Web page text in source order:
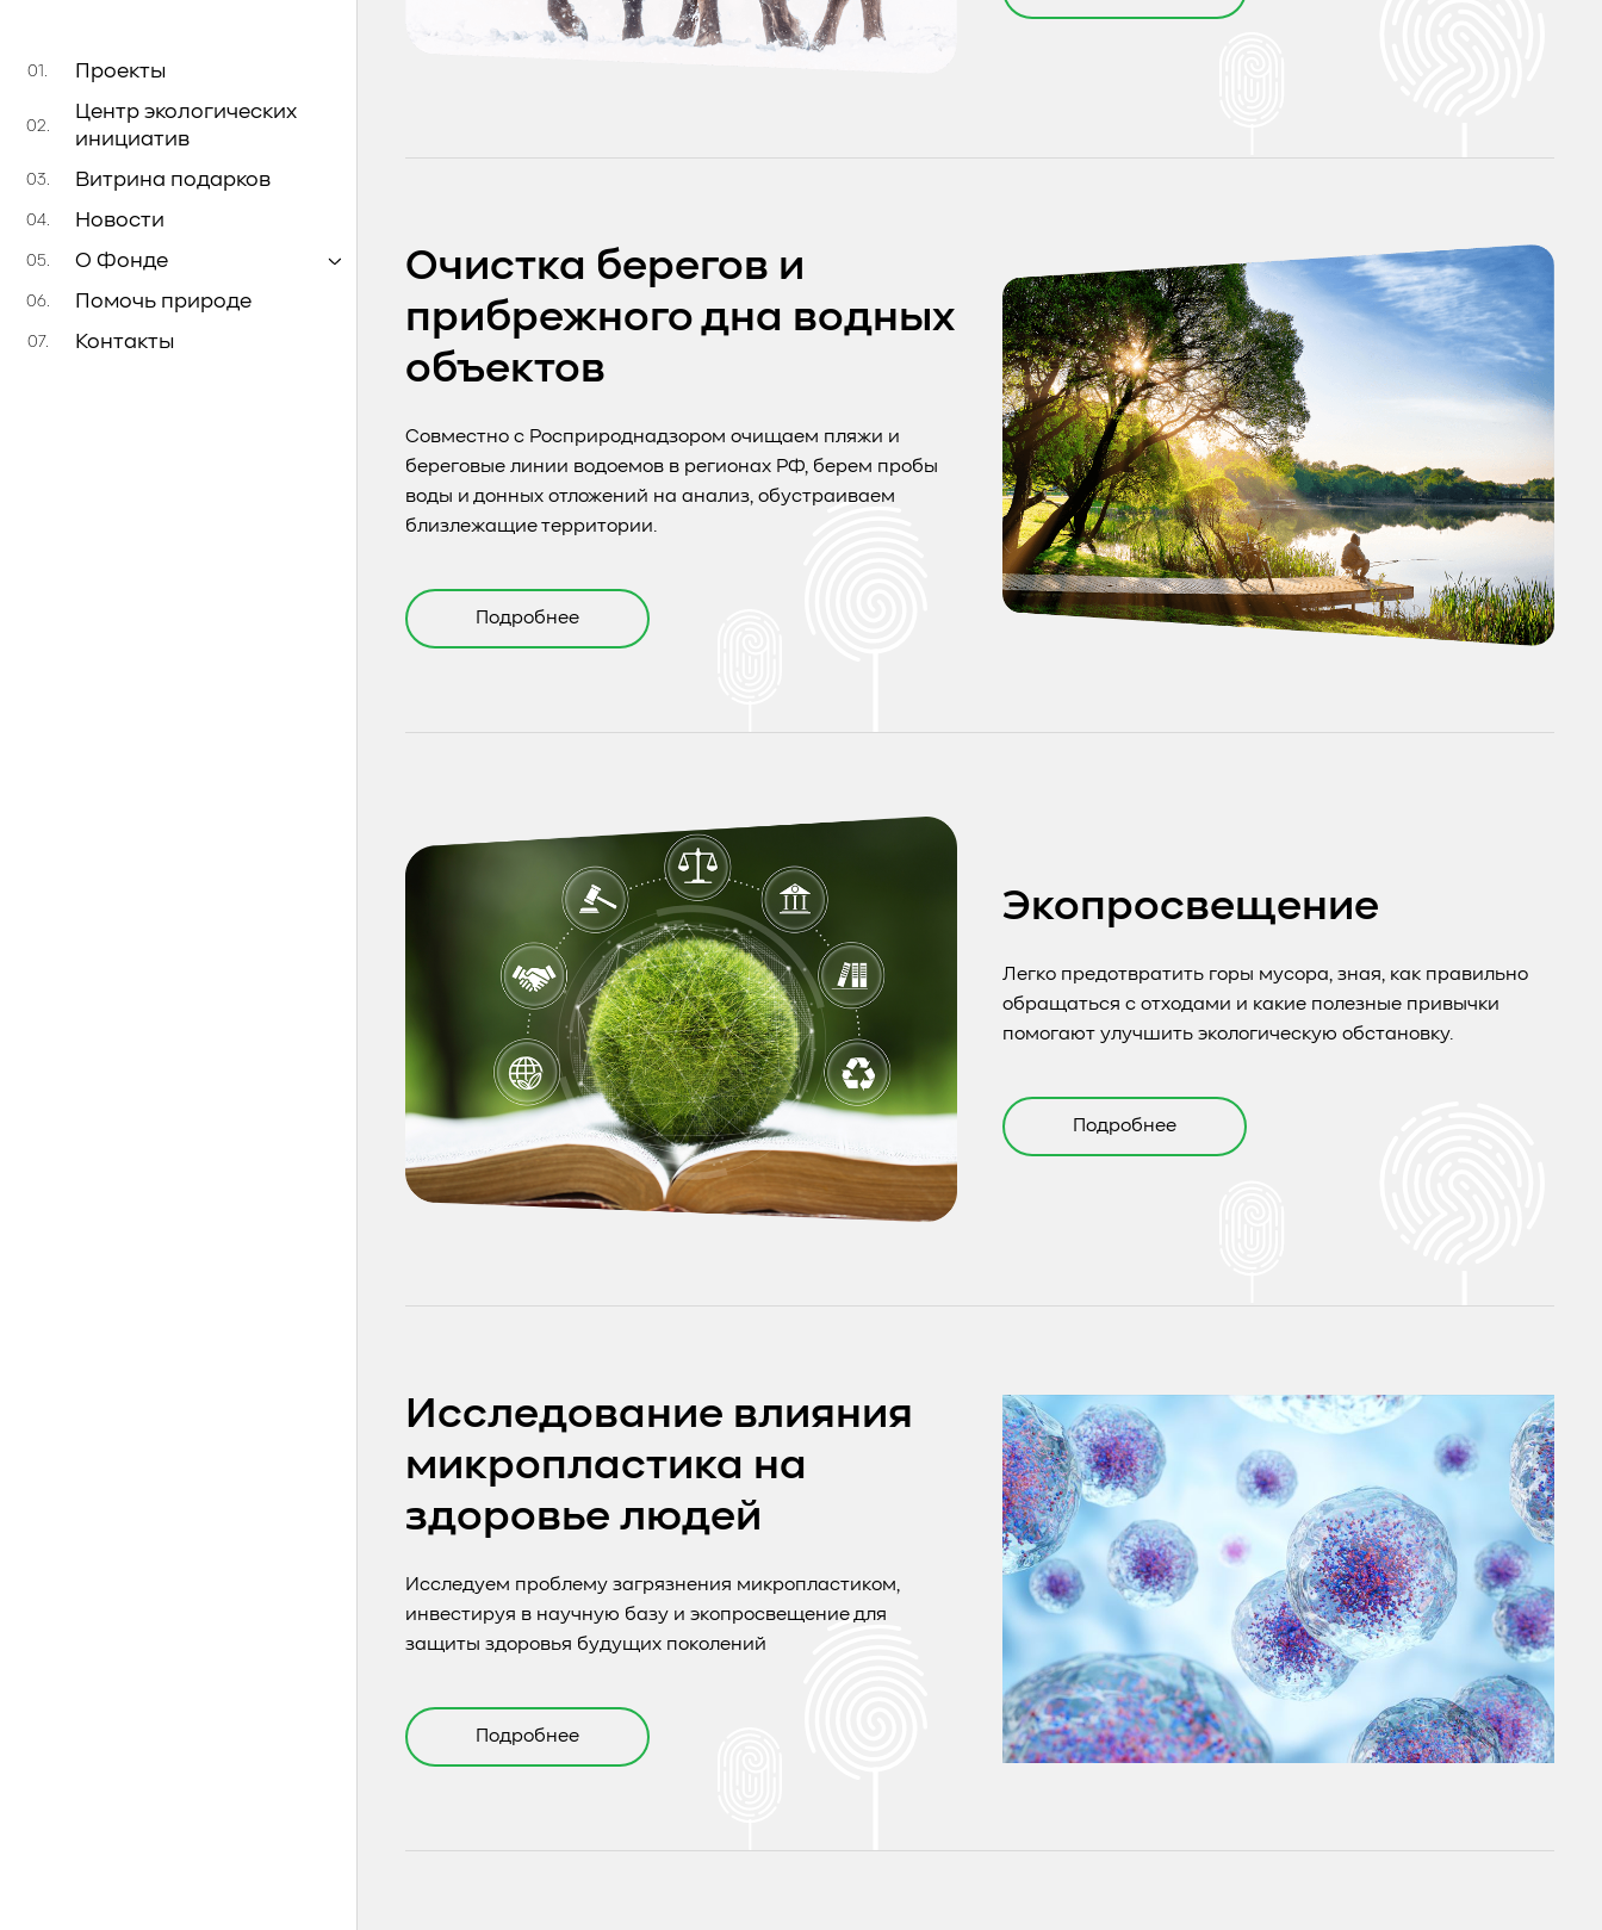
01. Проекты
02.
Центр экологических
инициатив
03. Витрина подарков
04. Новости
05. О Фонде
06. Помочь природе
07. Контакты
Очистка берегов и
прибрежного дна водных
объектов
Совместно с Росприроднадзором очищаем пляжи и
береговые линии водоемов в регионах РФ, берем пробы
воды и донных отложений на анализ, обустраиваем
близлежащие территории.
Подробнее
Экопросвещение
Легко предотвратить горы мусора, зная, как правильно
обращаться с отходами и какие полезные привычки
помогают улучшить экологическую обстановку.
Подробнее
Исследование влияния
микропластика на
здоровье людей
Исследуем проблему загрязнения микропластиком,
инвестируя в научную базу и экопросвещение для
защиты здоровья будущих поколений
Подробнее